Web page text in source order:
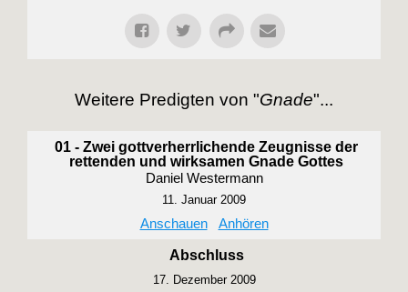
Weitere Predigten von "Gnade"...
01 - Zwei gottverherrlichende Zeugnisse der
rettenden und wirksamen Gnade Gottes
Daniel Westermann
11. Januar 2009
Anschauen Anhören
Abschluss
17. Dezember 2009